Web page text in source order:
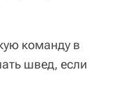
команду в
швед, если